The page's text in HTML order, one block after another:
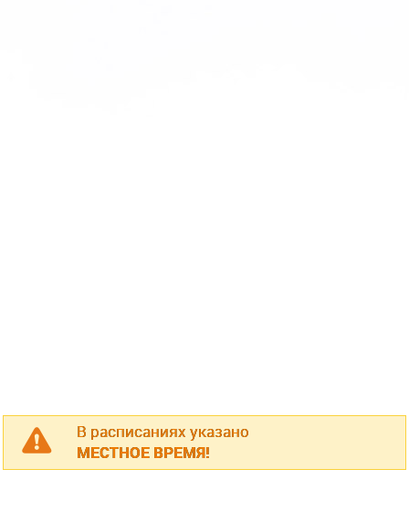
В расписаниях указано
МЕСТНОЕ ВРЕМЯ!